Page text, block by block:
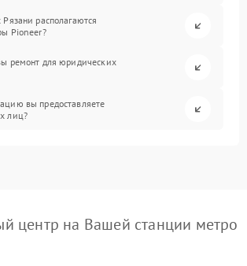
располагаются
Pioneer?
ремонт для юридических
вы предоставляете
лиц?
центр на Вашей станции метро